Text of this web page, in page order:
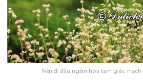
Nên đi đâu ngắm hoa tam giác mạch